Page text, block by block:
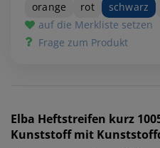
orange
rot schwarz
auf die Merkliste setzen
Frage zum Produkt
Elba Heftstreifen kurz
Kunststoff mit